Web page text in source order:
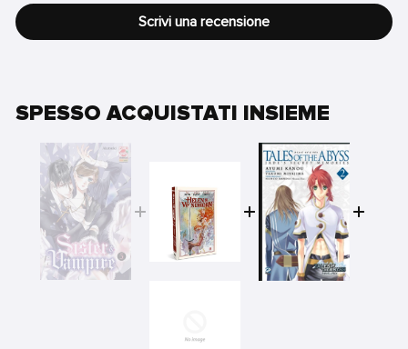
Scrivi una recensione
SPESSO ACQUISTATI INSIEME